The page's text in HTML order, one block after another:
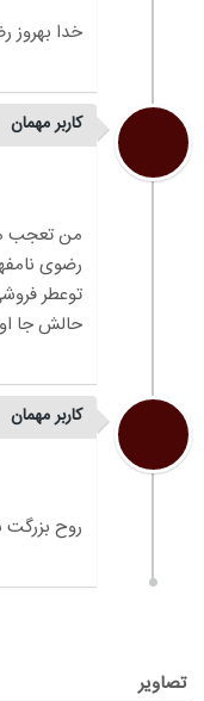
کاربر مهمان
من تعجب
رضوی
توعطر
کاربر مهمان
تصاویر